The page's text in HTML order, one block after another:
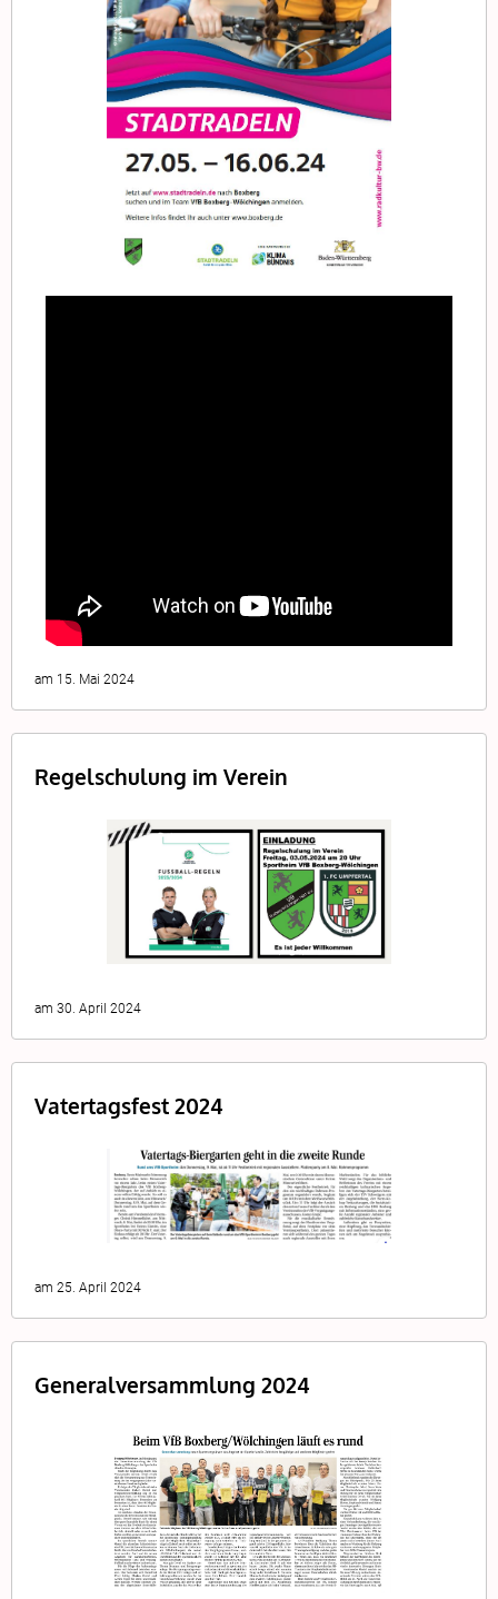
am 15. Mai 2024
Regelschulung im Verein
am 30. April 2024
Vatertagsfest 2024
am 25. April 2024
Generalversammlung 2024